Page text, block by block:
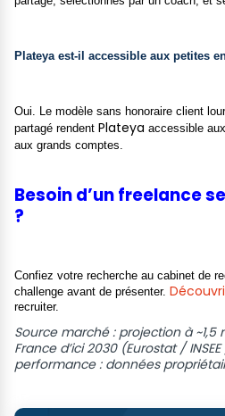
Plateya est-il accessible aux petites
Oui. Le modèle sans honoraire client
partagé rendent Plateya accessible
aux grands comptes.
Besoin d’un freelance
?
Confiez votre recherche au cabinet de
challenge avant de présenter.
recruiter.
Source marché : projection à
France d’ici 2030 (Eurostat /
performance : données